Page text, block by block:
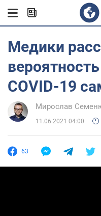
Медики
COVID-19
Мирослав
11.06.2021 04:00
63